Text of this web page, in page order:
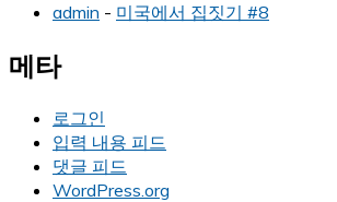
admin - 미국에서 집짓기 #8
메타
로그인
입력 내용 피드
댓글 피드
WordPress.org